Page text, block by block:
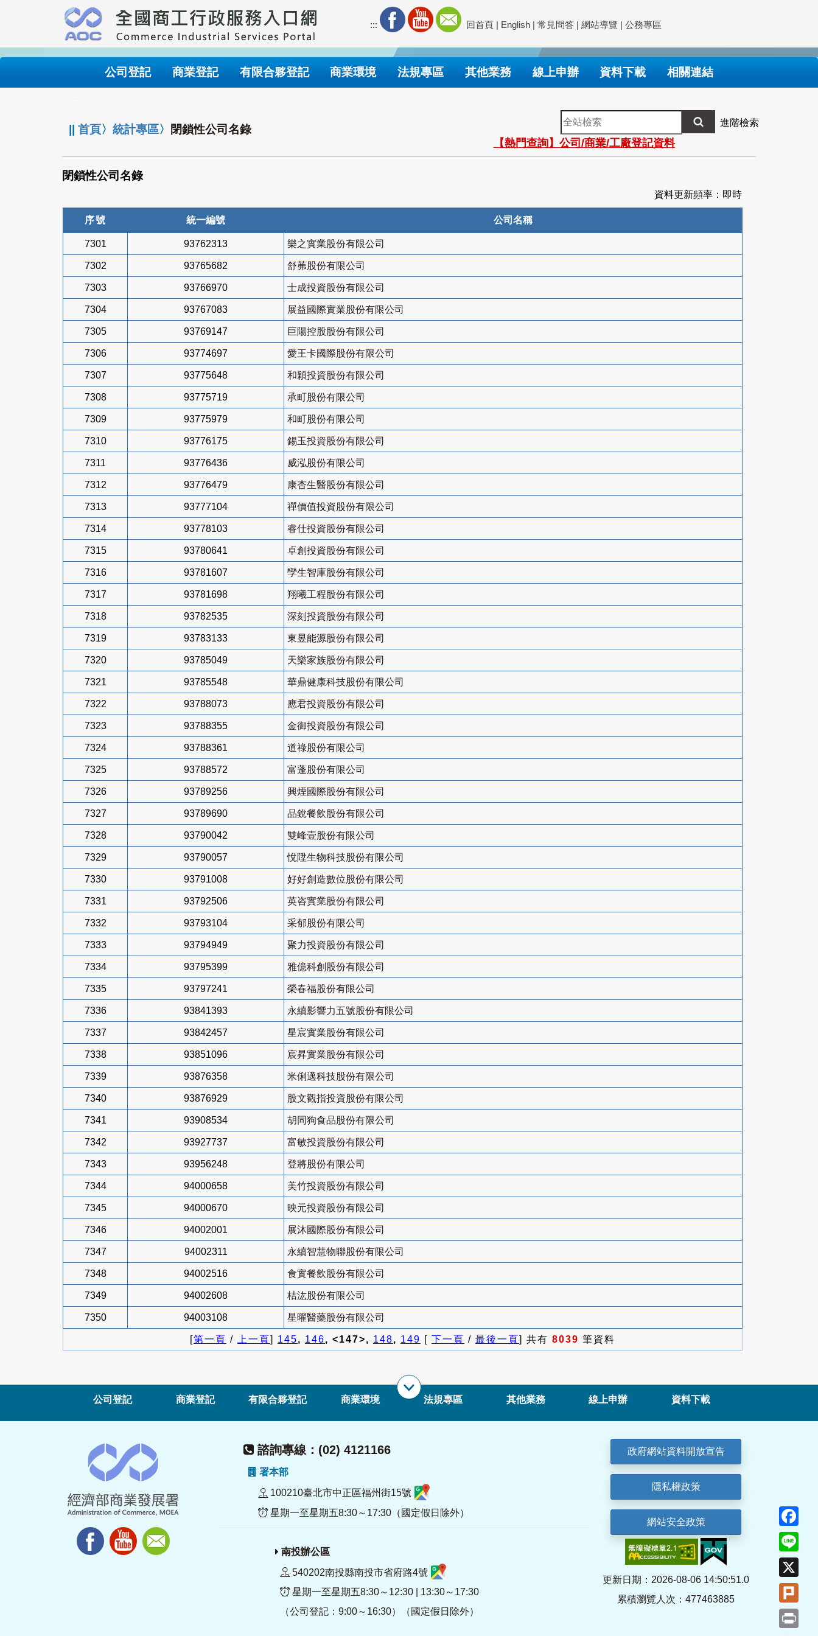
要
內
::: 回首頁 | English | 常見問答 | 網站導覽 | 公務專區
公司登記 商業登記 有限合夥登記 商業環境 法規專區 其他業務 線上申辦 資料下載 相關連結
||首頁〉統計專區〉 閉鎖性公司名錄
全
站
檢
索
進階檢索
【熱門查詢】公司/商業/工廠登記資料
閉鎖性公司名錄
資料更新頻率：即時
序號 統一編號 公司名稱
7301 93762313 樂之實業股份有限公司
7302 93765682 舒茀股份有限公司
7303 93766970 士成投資股份有限公司
7304 93767083 展益國際實業股份有限公司
7305 93769147 巨陽控股股份有限公司
7306 93774697 愛王卡國際股份有限公司
7307 93775648 和穎投資股份有限公司
7308 93775719 承町股份有限公司
7309 93775979 和町股份有限公司
7310 93776175 錫玉投資股份有限公司
7311 93776436 威泓股份有限公司
7312 93776479 康杏生醫股份有限公司
7313 93777104 禪價值投資股份有限公司
7314 93778103 睿仕投資股份有限公司
7315 93780641 卓創投資股份有限公司
7316 93781607 孿生智庫股份有限公司
7317 93781698 翔曦工程股份有限公司
7318 93782535 深刻投資股份有限公司
7319 93783133 東昱能源股份有限公司
7320 93785049 天樂家族股份有限公司
7321 93785548 華鼎健康科技股份有限公司
7322 93788073 應君投資股份有限公司
7323 93788355 金御投資股份有限公司
7324 93788361 道祿股份有限公司
7325 93788572 富蓬股份有限公司
7326 93789256 興煙國際股份有限公司
7327 93789690 品銳餐飲股份有限公司
7328 93790042 雙峰壹股份有限公司
7329 93790057 悅陞生物科技股份有限公司
7330 93791008 好好創造數位股份有限公司
7331 93792506 英咨實業股份有限公司
7332 93793104 采郁股份有限公司
7333 93794949 聚力投資股份有限公司
7334 93795399 雅億科創股份有限公司
7335 93797241 榮春福股份有限公司
7336 93841393 永續影響力五號股份有限公司
7337 93842457 星宸實業股份有限公司
7338 93851096 宸昇實業股份有限公司
7339 93876358 米俐邁科技股份有限公司
7340 93876929 股文觀指投資股份有限公司
7341 93908534 胡同狗食品股份有限公司
7342 93927737 富敏投資股份有限公司
7343 93956248 登將股份有限公司
7344 94000658 美竹投資股份有限公司
7345 94000670 映元投資股份有限公司
7346 94002001 展沐國際股份有限公司
7347 94002311 永續智慧物聯股份有限公司
7348 94002516 食實餐飲股份有限公司
7349 94002608 桔汯股份有限公司
7350 94003108 星曜醫藥股份有限公司
[第一頁 / 上一頁] 145, 146, <147>, 148, 149 [ 下一頁 / 最後一頁] 共有 8039 筆資料
公司登記 商業登記 有限合夥登記 商業環境 法規專區 其他業務 線上申辦 資料下載
諮詢專線：(02) 4121166
署本部
100210臺北市中正區福州街15號
星期一至星期五8:30～17:30（國定假日除外）
南投辦公區
540202南投縣南投市省府路4號
星期一至星期五8:30～12:30 | 13:30～17:30
（公司登記：9:00～16:30）（國定假日除外）
政府網站資料開放宣告
隱私權政策
網站安全政策
更新日期：2026-08-06 14:50:51.0
累積瀏覽人次：477463885